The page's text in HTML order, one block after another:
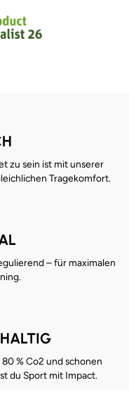
zu sein ist mit unserer
Tragekomfort.
– für maximalen
% Co2 und schonen
du Sport mit Impact.